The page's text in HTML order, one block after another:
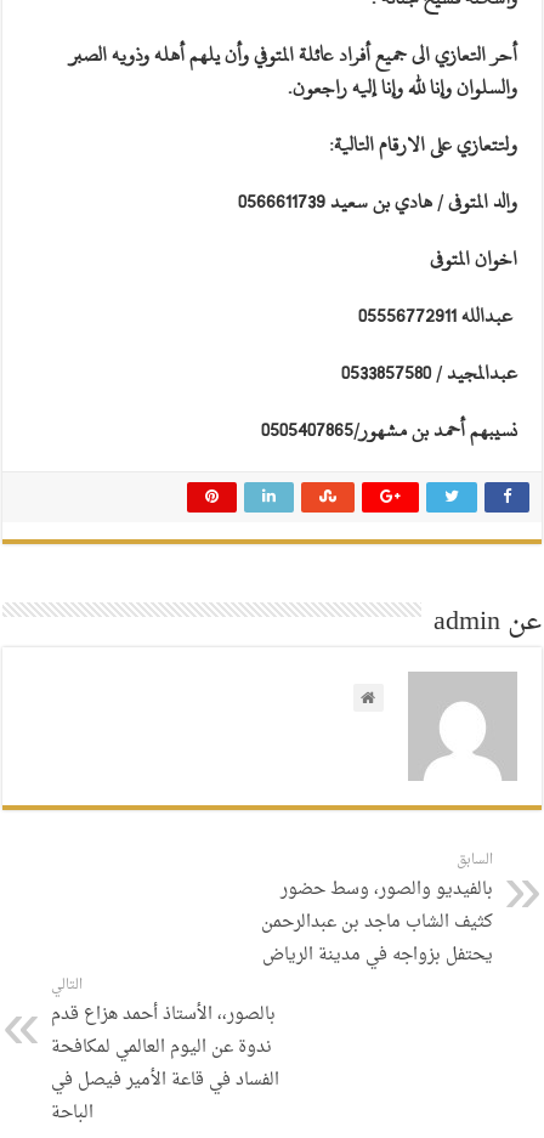
أحر التعازي الى جميع أفراد عائلة المتوفي وأن يلهم أهله وذويه الصبر
والسلوان وإنا لله وإنا إليه راجعون.
ولتتعازي على الارقام التالية:
والد المتوفى / هادي بن سعيد 0566611739
اخوان المتوفى
عبدالله 05556772911
عبدالمجيد / 0533857580
نسيبهم أحمد بن مشهور/0505407865
عن admin
السابق
بالفيديو والصور، وسط حضور
كثيف الشاب ماجد بن عبدالرحمن
يحتفل بزواجه في مدينة الرياض
التالي
بالصور،، الأستاذ أحمد هزاع قدم
ندوة عن اليوم العالمي لمكافحة
الفساد في قاعة الأمير فيصل في
الباحة